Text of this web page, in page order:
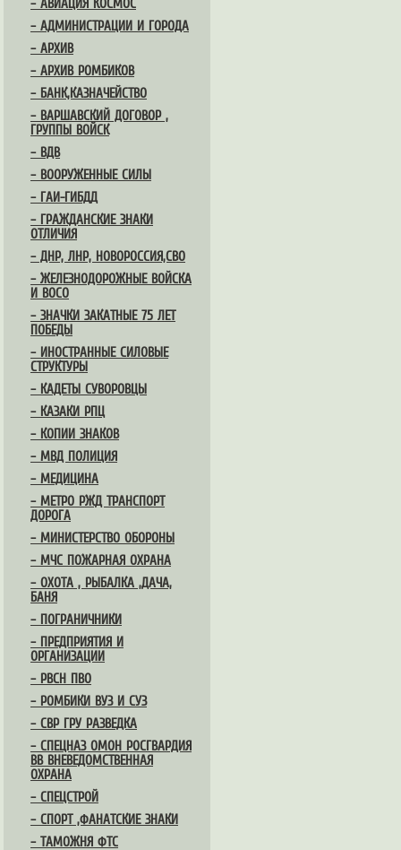
– АВИАЦИЯ КОСМОС
– АДМИНИСТРАЦИИ И ГОРОДА
– АРХИВ
– АРХИВ РОМБИКОВ
– БАНК,КАЗНАЧЕЙСТВО
– ВАРШАВСКИЙ ДОГОВОР ,
ГРУППЫ ВОЙСК
– ВДВ
– ВООРУЖЕННЫЕ СИЛЫ
– ГАИ-ГИБДД
– ГРАЖДАНСКИЕ ЗНАКИ
ОТЛИЧИЯ
– ДНР, ЛНР, НОВОРОССИЯ,СВО
– ЖЕЛЕЗНОДОРОЖНЫЕ ВОЙСКА
И ВОСО
– ЗНАЧКИ ЗАКАТНЫЕ 75 ЛЕТ
ПОБЕДЫ
– ИНОСТРАННЫЕ СИЛОВЫЕ
СТРУКТУРЫ
– КАДЕТЫ СУВОРОВЦЫ
– КАЗАКИ РПЦ
– КОПИИ ЗНАКОВ
– МВД ПОЛИЦИЯ
– МЕДИЦИНА
– МЕТРО РЖД ТРАНСПОРТ
ДОРОГА
– МИНИСТЕРСТВО ОБОРОНЫ
– МЧС ПОЖАРНАЯ ОХРАНА
– ОХОТА , РЫБАЛКА ,ДАЧА,
БАНЯ
– ПОГРАНИЧНИКИ
– ПРЕДПРИЯТИЯ И
ОРГАНИЗАЦИИ
– РВСН ПВО
– РОМБИКИ ВУЗ И СУЗ
– СВР ГРУ РАЗВЕДКА
– СПЕЦНАЗ ОМОН РОСГВАРДИЯ
ВВ ВНЕВЕДОМСТВЕННАЯ
ОХРАНА
– СПЕЦСТРОЙ
– СПОРТ ,ФАНАТСКИЕ ЗНАКИ
– ТАМОЖНЯ ФТС